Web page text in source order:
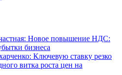
Новое повышение НДС:
бизнеса
Ключевую ставку резко
витка роста цен на